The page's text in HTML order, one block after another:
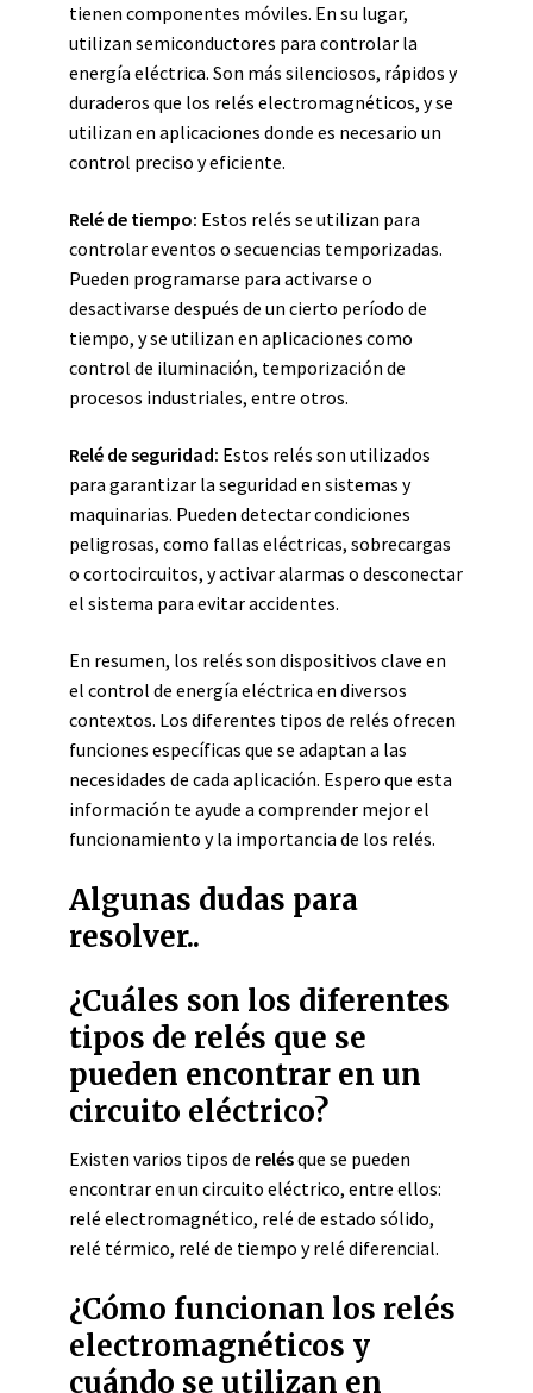
tienen componentes móviles. En su lugar,
utilizan semiconductores para controlar la
energía eléctrica. Son más silenciosos, rápidos y
duraderos que los relés electromagnéticos, y se
utilizan en aplicaciones donde es necesario un
control preciso y eficiente.
Relé de tiempo: Estos relés se utilizan para
controlar eventos o secuencias temporizadas.
Pueden programarse para activarse o
desactivarse después de un cierto período de
tiempo, y se utilizan en aplicaciones como
control de iluminación, temporización de
procesos industriales, entre otros.
Relé de seguridad: Estos relés son utilizados
para garantizar la seguridad en sistemas y
maquinarias. Pueden detectar condiciones
peligrosas, como fallas eléctricas, sobrecargas
o cortocircuitos, y activar alarmas o desconectar
el sistema para evitar accidentes.
En resumen, los relés son dispositivos clave en
el control de energía eléctrica en diversos
contextos. Los diferentes tipos de relés ofrecen
funciones específicas que se adaptan a las
necesidades de cada aplicación. Espero que esta
información te ayude a comprender mejor el
funcionamiento y la importancia de los relés.
Algunas dudas para
resolver..
¿Cuáles son los diferentes
tipos de relés que se
pueden encontrar en un
circuito eléctrico?
Existen varios tipos de relésque se pueden
encontrar en un circuito eléctrico, entre ellos:
relé electromagnético, relé de estado sólido,
relé térmico, relé de tiempo y relé diferencial.
¿Cómo funcionan los relés
electromagnéticos y
cuándo se utilizan en